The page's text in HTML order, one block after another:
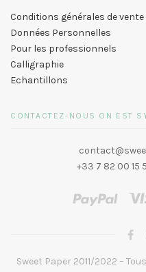
Conditions générales de vente
Données Personnelles
Pour les professionnels
Calligraphie
Echantillons
CONTACTEZ-NOUS ON EST
+33 7 82 00 15
Sweet Paper 2011/2022 –